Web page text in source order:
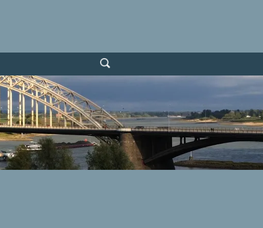
Zoeken
naar: